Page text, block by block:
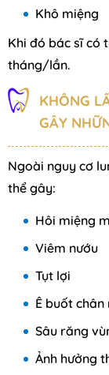
Khô miệng
Khi đó bác sĩ có
tháng/lần.
KHÔNG
GÂY
Ngoài nguy cơ
thể gây:
Hôi miệng
Viêm nướu
Tụt lợi
Ê buốt chân
Sâu răng
Ảnh hưởng